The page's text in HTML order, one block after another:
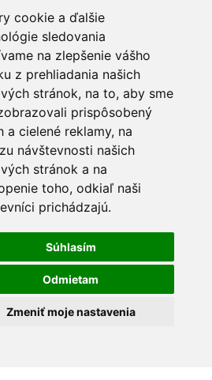
cookie a ďalšie
sledovania
na zlepšenie vášho
z prehliadania našich
stránok, na to, aby sme
prispôsobený
a cielené reklamy, na
návštevnosti našich
stránok a na
toho, odkiaľ naši
prichádzajú.
Súhlasím
Odmietam
Zmeniť moje nastavenia
starostlivosti, ani k jej
k jej nahrádzaniu. O
v oblasti zdravia, vhodnosti
prezentovaných na
Váš zdravotný
vždy vopred poraďte
lekárom, a to najmä ak ste
tehotenstva. Bez
a odporúčaní
stránke Vaším ošetrujúcim
a odporúčania neaplikujte.